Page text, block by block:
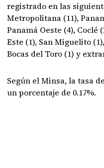
registrado en las
Metropolitana (11),
Panamá Oeste (4), Coclé
Este (1), San Miguelito
Bocas del Toro (1) y
Según el Minsa, la tasa
un porcentaje de 0.17%.